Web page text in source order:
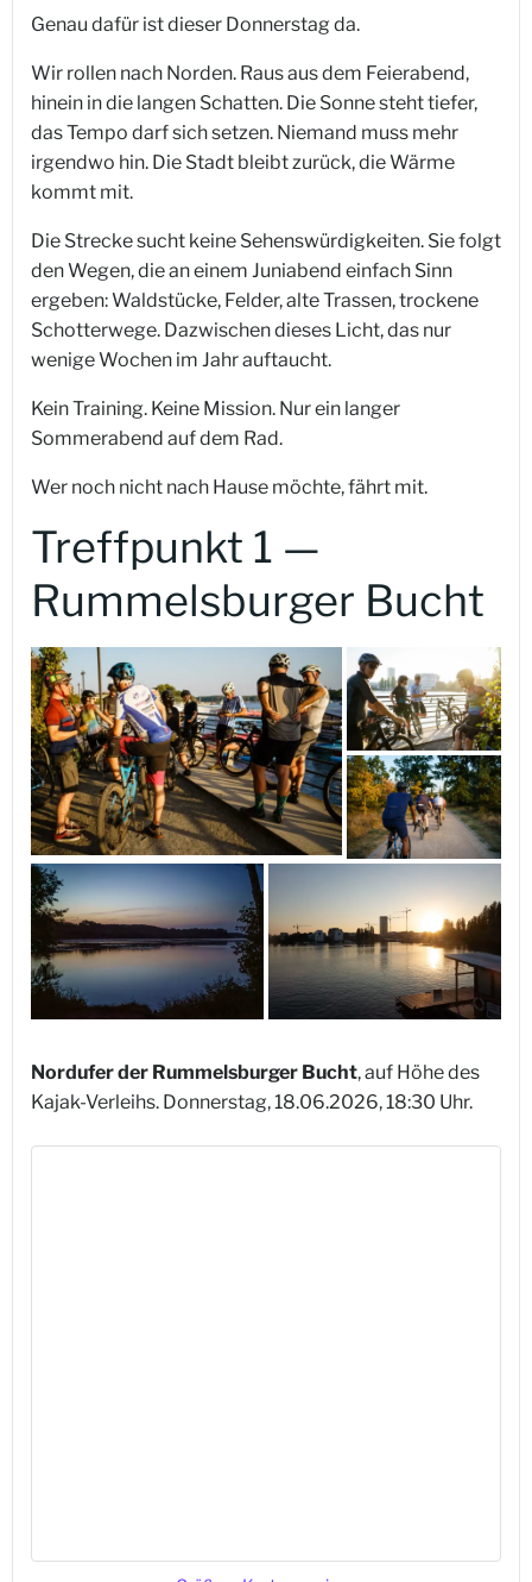
Genau dafür ist dieser Donnerstag da.
Wir rollen nach Norden. Raus aus dem Feierabend,
hinein in die langen Schatten. Die Sonne steht tiefer,
das Tempo darf sich setzen. Niemand muss mehr
irgendwo hin. Die Stadt bleibt zurück, die Wärme
kommt mit.
Die Strecke sucht keine Sehenswürdigkeiten. Sie folgt
den Wegen, die an einem Juniabend einfach Sinn
ergeben: Waldstücke, Felder, alte Trassen, trockene
Schotterwege. Dazwischen dieses Licht, das nur
wenige Wochen im Jahr auftaucht.
Kein Training. Keine Mission. Nur ein langer
Sommerabend auf dem Rad.
Wer noch nicht nach Hause möchte, fährt mit.
Treffpunkt 1 —
Rummelsburger Bucht
Nordufer der Rummelsburger Bucht, auf Höhe des
Kajak-Verleihs. Donnerstag, 18.06.2026, 18:30 Uhr.